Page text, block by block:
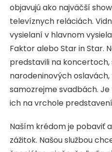
objavujú ako najväčší
televíznych reláciách.
vysielaní v hlavnom
Faktor alebo Star in Star.
predstavili na
narodeninových
samozrejme svadbách.
ich na vrchole
Naším krédom je pobaviť
zážitok. Našou službou